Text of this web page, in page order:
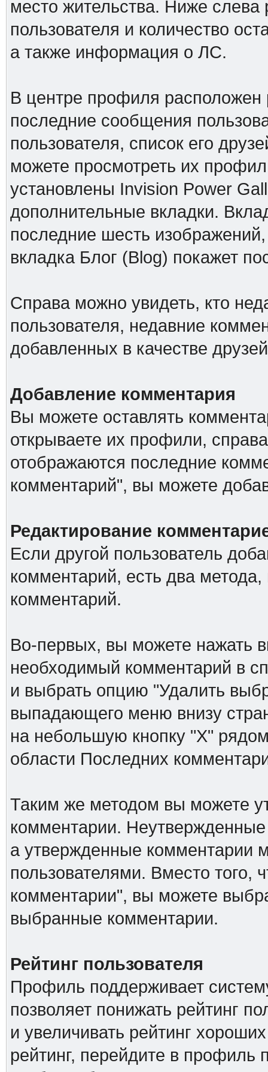
место жительства. Ниже слева
пользователя и количество
а также информация о ЛС.
В центре профиля расположен
последние сообщения
пользователя, список его
можете просмотреть их
установлены Invision Power
дополнительные вкладки.
последние шесть
вкладка Блог (Blog) покажет
Справа можно увидеть, кто
пользователя, недавние
добавленных в качестве
Добавление комментария
Вы можете оставлять
открываете их профили,
отображаются последние
комментарий", вы можете
Редактирование
Если другой пользователь
комментарий, есть два
комментарий.
Во-первых, вы можете нажать
необходимый комментарий в
и выбрать опцию "Удалить
выпадающего меню внизу
на небольшую кнопку "Х"
области Последних
Таким же методом вы можете
комментарии.
а утвержденные комментарии
пользователями. Вместо
комментарии", вы можете
выбранные комментарии.
Рейтинг пользователя
Профиль поддерживает
позволяет понижать рейтинг
и увеличивать рейтинг
рейтинг, перейдите в профиль